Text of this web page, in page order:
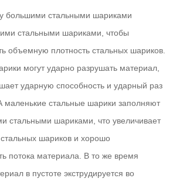
большими стальными шариками
стальными шариками, чтобы
объемную плотность стальных шариков.
могут ударно разрушать материал,
ударную способность и ударный раз
стальные шарики заполняют
стальными шариками, что увеличивает
шариков и хорошо
потока материала. В то же время
в пустоте экструдируется во